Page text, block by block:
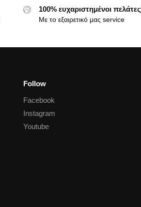
100% ευχαριστημένοι πελάτες
Με το εξαιρετικό μας service
Follow
Facebook
Instagram
Youtube